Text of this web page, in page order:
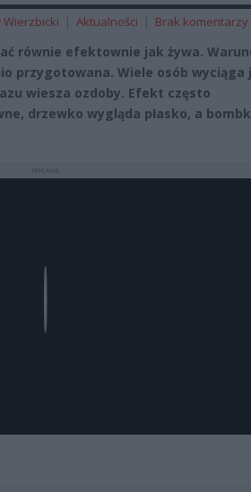
Wierzbicki | Aktualności | Brak komentarzy
równie efektownie jak żywa.
przygotowana. Wiele osób wyciąga
wiesza ozdoby. Efekt często
drzewko wygląda płasko, a